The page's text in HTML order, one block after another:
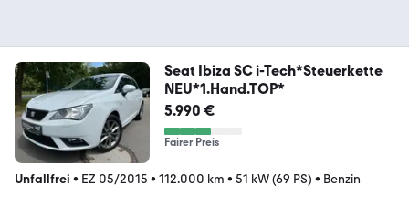
Seat Ibiza SC i-Tech*Steuerkette
NEU*1.Hand.TOP*
5.990 €
Fairer Preis
Unfallfrei • EZ 05/2015 • 112.000 km • 51 kW (69 PS) • Benzin